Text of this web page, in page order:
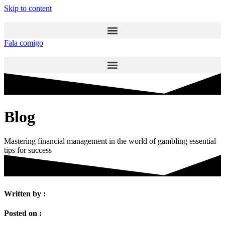
Skip to content
Fala comigo
Blog
Mastering financial management in the world of gambling essential
tips for success
Written by :
Posted on :